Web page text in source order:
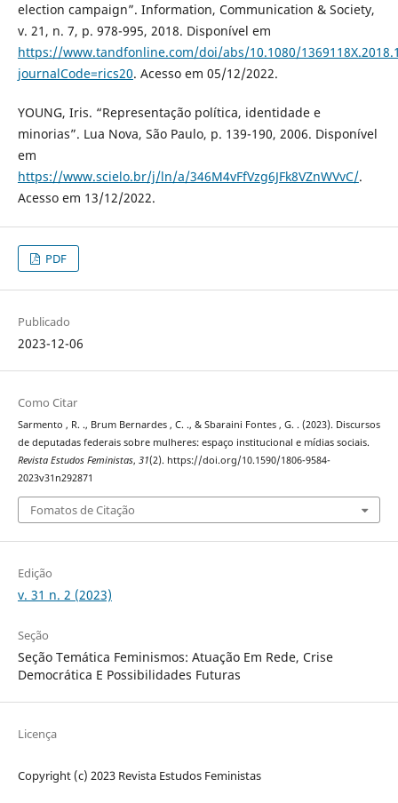
election campaign”. Information, Communication & Society,
v. 21, n. 7, p. 978-995, 2018. Disponível em
https://www.tandfonline.com/doi/abs/10.1080/
journalCode=rics20. Acesso em 05/12/2022.
YOUNG, Iris. “Representação política, identidade e
minorias”. Lua Nova, São Paulo, p. 139-190, 2006. Disponível
em
https://www.scielo.br/j/ln/a/346M4vFfVzg6JFk8VZnWVvC/.
Acesso em 13/12/2022.
PDF
Publicado
2023-12-06
Como Citar
Sarmento , R. ., Brum Bernardes , C. ., & Sbaraini Fontes , G. . (2023). Discursos
de deputadas federais sobre mulheres: espaço institucional e mídias sociais.
Revista Estudos Feministas, 31(2). https://doi.org/10.1590/1806-9584-
2023v31n292871
Fomatos de Citação
Edição
v. 31 n. 2 (2023)
Seção
Seção Temática Feminismos: Atuação Em Rede, Crise
Democrática E Possibilidades Futuras
Licença
Copyright (c) 2023 Revista Estudos Feministas